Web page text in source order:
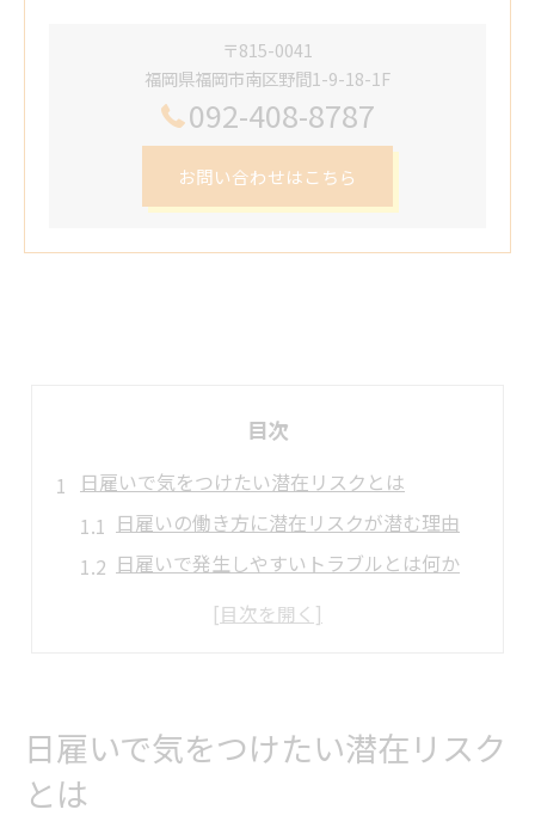
〒815-0041
福岡県福岡市南区野間1-9-18-1F
092-408-8787
お問い合わせはこちら
目次
日雇いで気をつけたい潜在リスクとは
日雇いの働き方に潜在リスクが潜む理由
日雇いで発生しやすいトラブルとは何か
税金や社会保険の日雇い特有の落とし穴
日雇いで安心して働くための制度理解
日雇いで気をつけたい潜在リスク
とは